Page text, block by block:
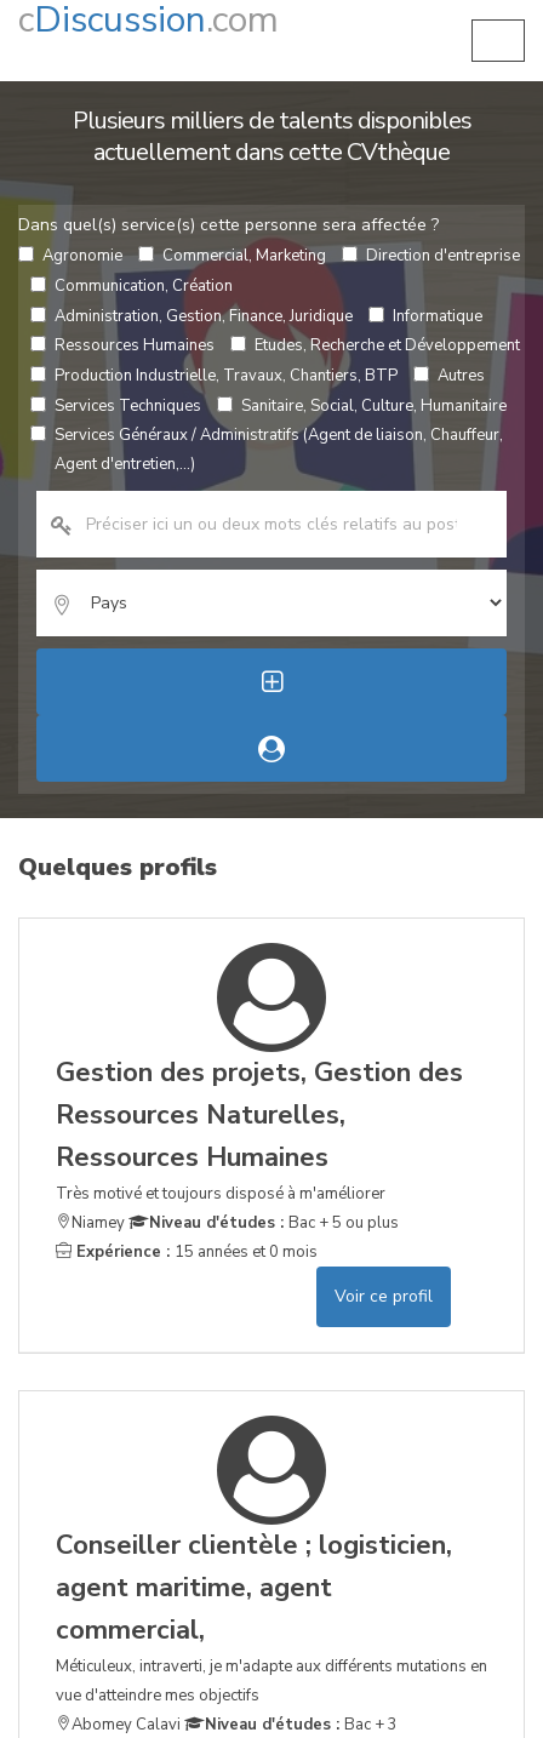
cDiscussion.com
Plusieurs milliers de talents disponibles
actuellement dans cette CVthèque
Dans quel(s) service(s) cette personne sera affectée ?
Agronomie Commercial, Marketing
Direction d'entreprise
Communication, Création
Administration, Gestion, Finance, Juridique
Informatique
Ressources Humaines
Etudes, Recherche et Développement
Production Industrielle, Travaux, Chantiers, BTP
Autres
Services Techniques
Sanitaire, Social, Culture, Humanitaire
Services Généraux / Administratifs (Agent de liaison, Chauffeur,
Agent d'entretien,...)
Quelques profils
Gestion des projets, Gestion des
Ressources Naturelles,
Ressources Humaines
Très motivé et toujours disposé à m'améliorer
Niamey
Niveau d'études : Bac + 5 ou plus
Expérience : 15 années et 0 mois
Voir ce profil
Conseiller clientèle ; logisticien,
agent maritime, agent
commercial,
Méticuleux, intraverti, je m'adapte aux différents mutations en
vue d'atteindre mes objectifs
Abomey Calavi
Niveau d'études : Bac + 3